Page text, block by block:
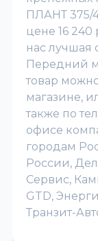
ПЛАНТ 375/
цене 16
нас лучшая
Передний
товар
магазине,
также по
офисе
городам
России,
Сервис,
GTD,
Транзит-